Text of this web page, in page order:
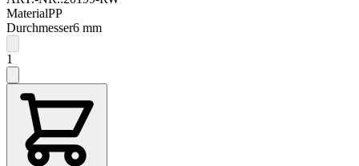
MaterialPP
Durchmesser6 mm
1